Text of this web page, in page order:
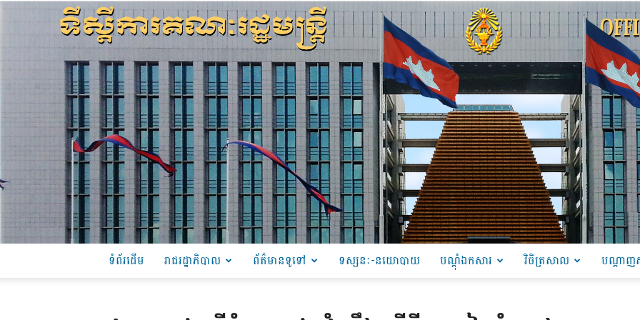
ទំព័រដើម រាជរដ្ឋាភិបាល ព័ត៌មានទូទៅ ទស្សនៈ-នយោបាយ បណ្ដុំឯកសារ វិចិត្រសាល បណ្តាញ